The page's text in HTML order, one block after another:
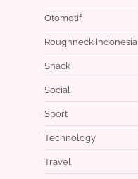
Otomotif
Roughneck Indonesia
Snack
Social
Sport
Technology
Travel